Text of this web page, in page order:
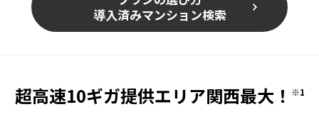
導入済みマンション検索
超高速10ギガ提供エリア関西最大！ ※1